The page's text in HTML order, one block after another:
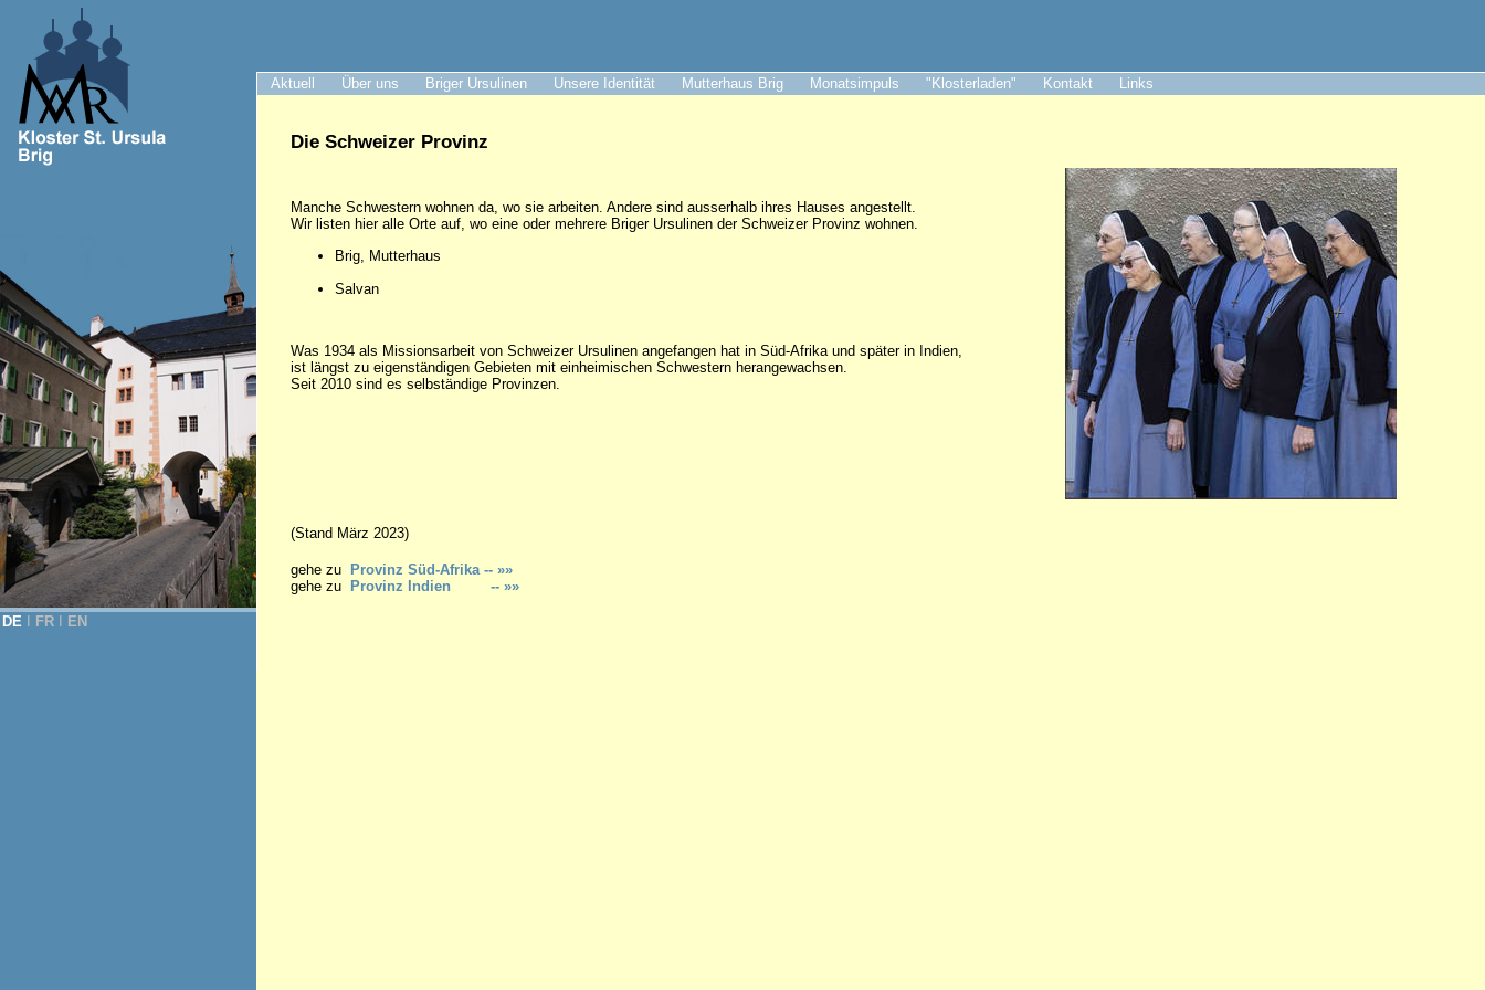
Aktuell Über uns Briger Ursulinen Unsere Identität Mutterhaus Brig Monatsimpuls "Klosterladen" Kontakt Links
DE FR EN
Die Schweizer Provinz
Manche Schwestern wohnen da, wo sie arbeiten. Andere sind ausserhalb ihres Hauses angestellt.
Wir listen hier alle Orte auf, wo eine oder mehrere Briger Ursulinen der Schweizer Provinz wohnen.
Brig, Mutterhaus
Salvan
Was 1934 als Missionsarbeit von Schweizer Ursulinen angefangen hat in Süd-Afrika und später in Indien,
ist längst zu eigenständigen Gebieten mit einheimischen Schwestern herangewachsen.
Seit 2010 sind es selbständige Provinzen.
(Stand März 2023)
gehe zu
Provinz Süd-Afrika -- »»
gehe zu
Provinz Indien -- »»